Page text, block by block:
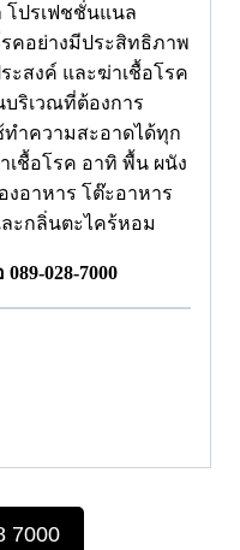
โปรเฟชชั่นแนล
คอย่างมีประสิทธิภาพ
ะสงค์ และฆ่าเชื้อโรค
ริเวณที่ต้องการ
ำความสะอาดได้ทุก
ชื้อโรค อาทิ พื้น ผนัง
อาหาร โต๊ะอาหาร
ะกลิ่นตะไคร้หอม
028-7000
7000